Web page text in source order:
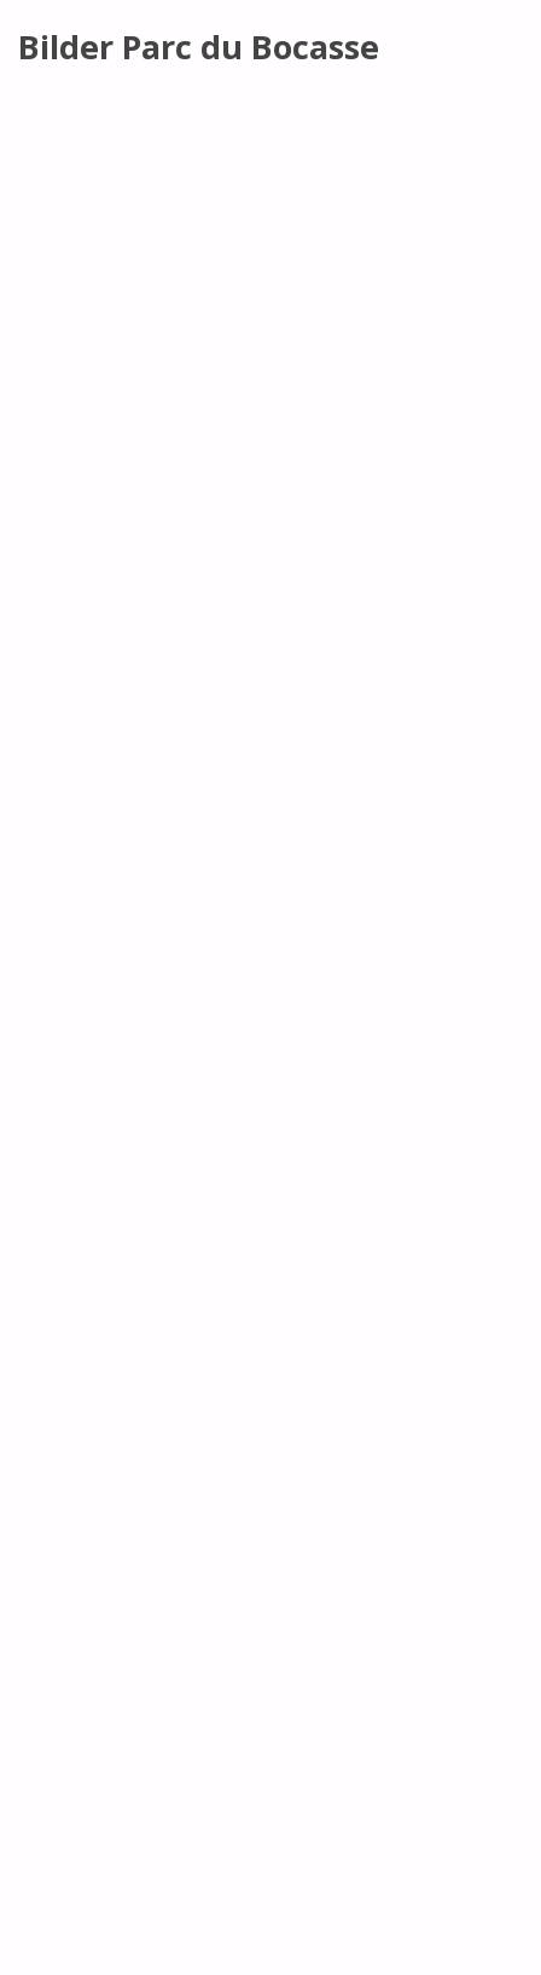
Bilder Parc du Bocasse